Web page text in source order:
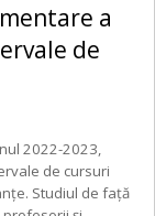
a
de
2022-2023,
de cursuri
Studiul de față